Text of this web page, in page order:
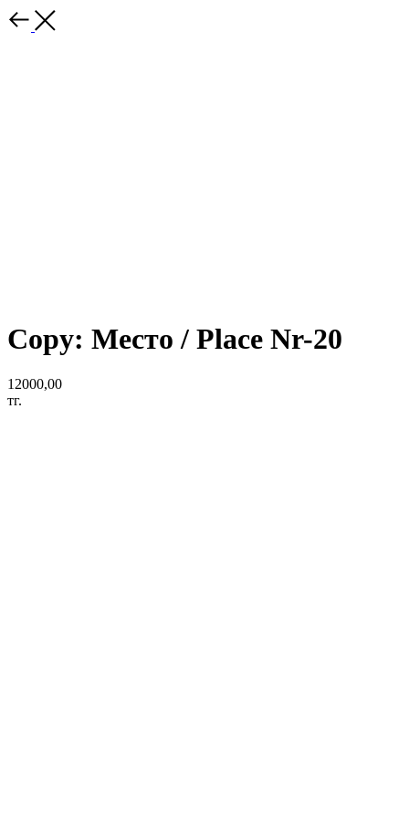
Copy: Место / Place Nr-20
12000,00
тг.